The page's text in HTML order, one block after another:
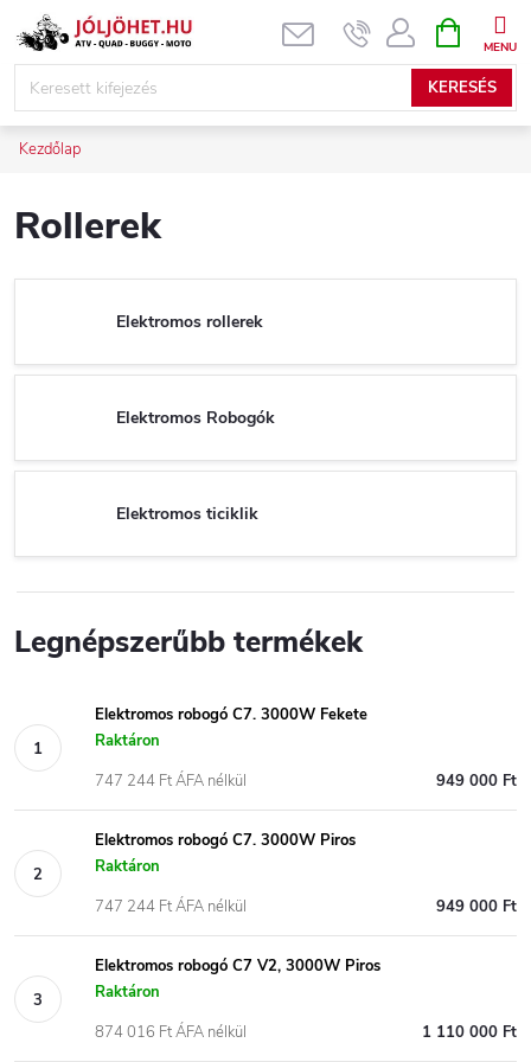
Ugrás
KERESÉS
KOSÁR
Kezdőlap
Rollerek
Elektromos rollerek
Elektromos Robogók
Elektromos ticiklik
Legnépszerűbb termékek
Elektromos robogó C7. 3000W Fekete
Raktáron
949 000 Ft
747 244 Ft ÁFA nélkül
Elektromos robogó C7. 3000W Piros
Raktáron
949 000 Ft
747 244 Ft ÁFA nélkül
Elektromos robogó C7 V2, 3000W Piros
Raktáron
1 110 000 Ft
874 016 Ft ÁFA nélkül